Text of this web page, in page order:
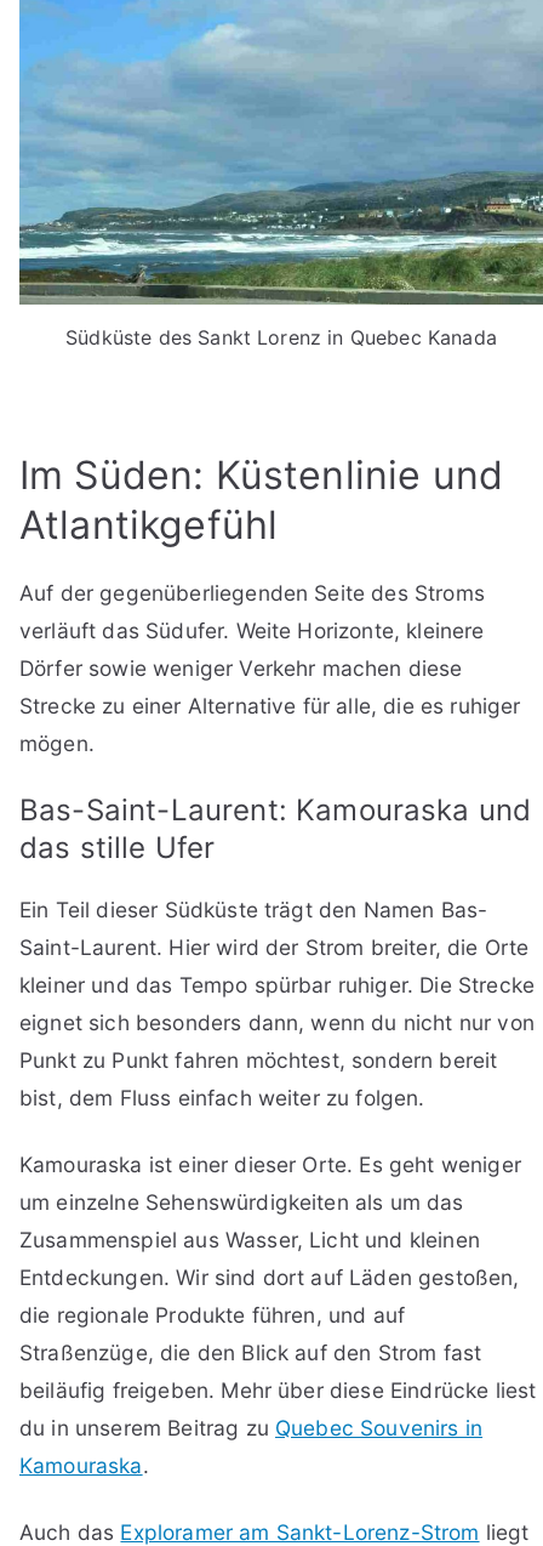
Südküste des Sankt Lorenz in Quebec Kanada
Im Süden: Küstenlinie und
Atlantikgefühl
Auf der gegenüberliegenden Seite des Stroms
verläuft das Südufer. Weite Horizonte, kleinere
Dörfer sowie weniger Verkehr machen diese
Strecke zu einer Alternative für alle, die es ruhiger
mögen.
Bas-Saint-Laurent: Kamouraska und
das stille Ufer
Ein Teil dieser Südküste trägt den Namen Bas-
Saint-Laurent. Hier wird der Strom breiter, die Orte
kleiner und das Tempo spürbar ruhiger. Die Strecke
eignet sich besonders dann, wenn du nicht nur von
Punkt zu Punkt fahren möchtest, sondern bereit
bist, dem Fluss einfach weiter zu folgen.
Kamouraska ist einer dieser Orte. Es geht weniger
um einzelne Sehenswürdigkeiten als um das
Zusammenspiel aus Wasser, Licht und kleinen
Entdeckungen. Wir sind dort auf Läden gestoßen,
die regionale Produkte führen, und auf
Straßenzüge, die den Blick auf den Strom fast
beiläufig freigeben. Mehr über diese Eindrücke liest
du in unserem Beitrag zu Quebec Souvenirs in
Kamouraska.
Auch das Exploramer am Sankt-Lorenz-Strom liegt